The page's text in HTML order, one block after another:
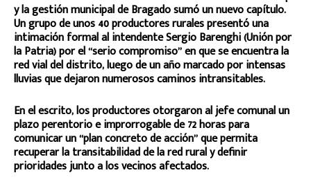
y la gestión municipal de Bragado sumó un nuevo capítulo.
Un grupo de unos 40 productores rurales presentó una
intimación formal al intendente Sergio Barenghi (Unión por
la Patria) por el “serio compromiso” en que se encuentra la
red vial del distrito, luego de un año marcado por intensas
lluvias que dejaron numerosos caminos intransitables.
En el escrito, los productores otorgaron al jefe comunal un
plazo perentorio e improrrogable de 72 horas para
comunicar un “plan concreto de acción” que permita
recuperar la transitabilidad de la red rural y definir
prioridades junto a los vecinos afectados.